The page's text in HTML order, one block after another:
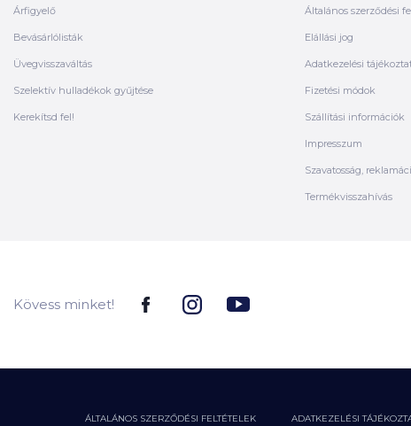
Árfigyelő
Bevásárlólisták
Üvegvisszaváltás
Szelektív hulladékok gyűjtése
Kerekítsd fel!
Általános szerződési
Elállási jog
Adatkezelési
Fizetési módok
Szállítási információk
Impresszum
Szavatosság,
Termékvisszahívás
Kövess minket!
ÁLTALÁNOS SZERZŐDÉSI FELTÉTELEK ADATKEZELÉSI